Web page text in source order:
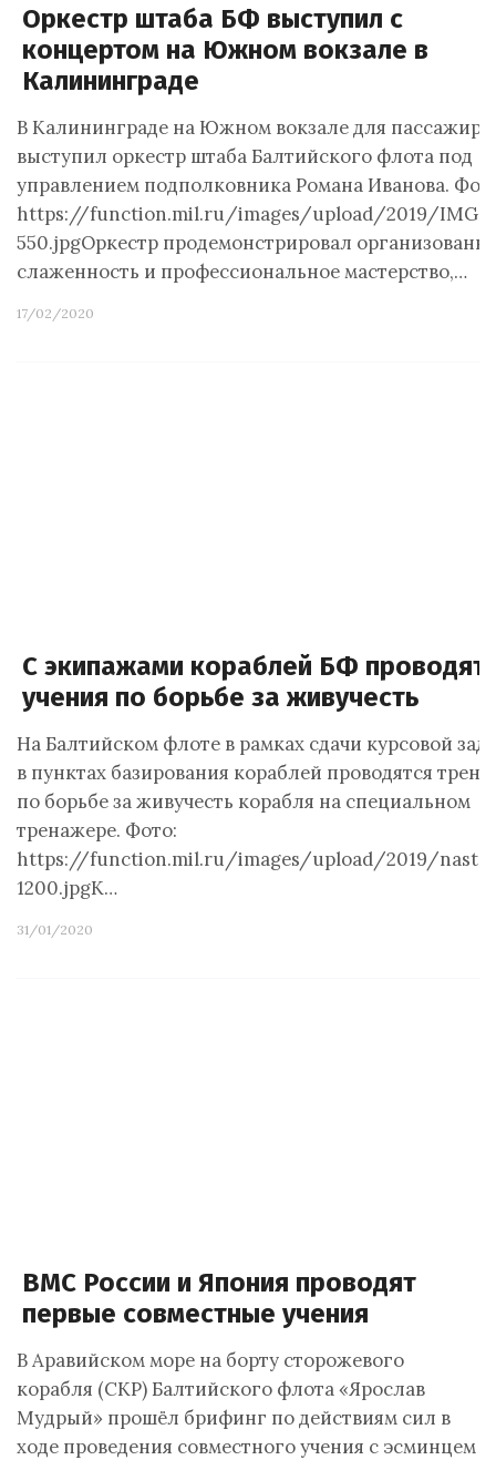
Оркестр штаба БФ выступил с
концертом на Южном вокзале в
Калининграде
В Калининграде на Южном вокзале для
выступил оркестр штаба Балтийского флота под
управлением подполковника Романа Иванова.
https://function.mil.ru/images/upload/2019/
550.jpgОркестр продемонстрировал
слаженность и профессиональное мастерство,…
17/02/2020
С экипажами кораблей БФ
учения по борьбе за живучесть
На Балтийском флоте в рамках сдачи курсовой
в пунктах базирования кораблей проводятся
по борьбе за живучесть корабля на специальном
тренажере. Фото:
https://function.mil.ru/images/upload/2019/
1200.jpgК…
31/01/2020
ВМС России и Япония проводят
первые совместные учения
В Аравийском море на борту сторожевого
корабля (СКР) Балтийского флота «Ярослав
Мудрый» прошёл брифинг по действиям сил в
ходе проведения совместного учения с эсминцем